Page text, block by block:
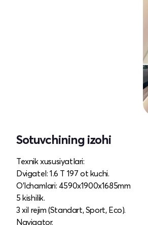
Sotuvchining izohi
Texnik xususiyatlari:
Dvigatel: 1.6 T 197 ot kuchi.
O’lchamlari: 4590x1900x1685mm
5 kishilik.
3 xil rejim (Standart, Sport, Eco).
Navigator.